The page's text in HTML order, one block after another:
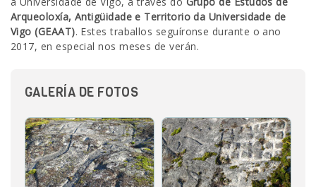
Arqueoloxía, Antigüidade e Territorio da Universidade de
Vigo (GEAAT). Estes traballos seguíronse durante o ano
2017, en especial nos meses de verán.
GALERÍA DE FOTOS